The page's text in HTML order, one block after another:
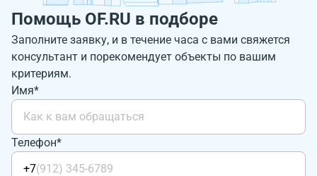
Помощь OF.RU в подборе
Заполните заявку, и в течение часа с вами свяжется
консультант и порекомендует объекты по вашим
критериям.
Имя*
Телефон*
+7